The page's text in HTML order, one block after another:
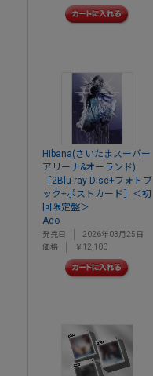
Hibana(さいたまスーパー
アリーナ&オーランド)
［2Blu-ray Disc+フォトブ
ック+ポストカード］＜初
回限定盤＞
Ado
発売日
2026年03月25日
価格
￥12,100